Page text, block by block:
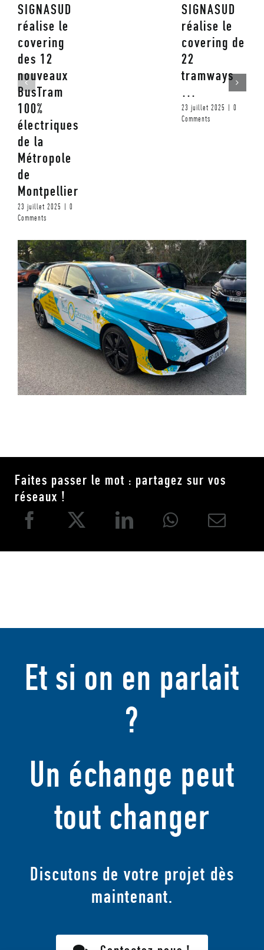
SIGNASUD
réalise le
covering
des 12
nouveaux
BusTram
100%
électriques
de la
Métropole
de
Montpellier
23 juillet 2025
0
Comments
SIGNASUD
réalise le
covering de
22
tramways
…
23 juillet 2025
0
Comments
Faites passer le mot : partagez sur vos
réseaux !
Et si on en parlait
?
Un échange peut
tout changer
Discutons de votre projet dès
maintenant.